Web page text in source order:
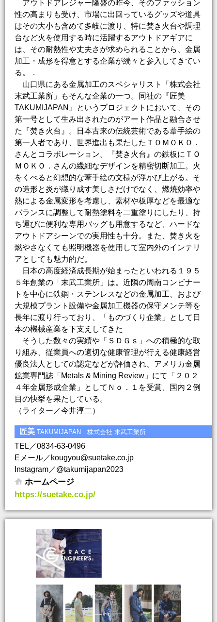
アウトドアレジャー隆盛の昨今、そのファッション
性の高まりも受け、市場に出回っているグッズや道具
はその大小も含めて多岐に渡り、特に焚き火台や調理
台など火を使用する時に活躍するアウトドアギアに
は、その耐熱性や丈夫さが求められることから、金属
加工・成形を得意とする企業が続々と参入してきてい
る。．
山口県にある金属加工のスペシャリスト「株式会社
末武工業所」もそんな企業の一つ。同社の『匠美
TAKUMIJAPAN』というプロジェクトにおいて、その
第一号として生み出されたのがアート作品と融合させ
た『焚き火台』。日本古来の伝統芸術である葦手絵の
第一人者であり、世界進出も果たしたＴＯＭＯＫＯ．
さんとコラボレーション。『焚き火台』の鉄板にＴＯ
ＭＯＫＯ．さんの繊細なデザインを精密切断加工。火
をくべると幻想的な葦手絵の文様が浮かび上がる。そ
の造形と炎が織り成す美しさだけでなく、燃焼効率や
熱による金属変形を考慮し、素材や板厚などを最適な
バランスに調整して耐熱塗料を二重塗りにしたり、持
ち運びに便利な専用バッグも用意するなど、ハードな
アウトドアシーンでの実用性も十分。また、焚き火を
燃やさなくても照明機器を使用して室内外のインテリ
アとしても魅力的だ。
日本の高度経済成長期が始まったといわれる１９５
５年創業の「末武工業所」は。近隣の周南コンビナー
トを中心に鉄鋼・ステンレスなどの金属加工、および
大規模プラント設備や金属加工機器の保守メンテ等を
長年に渡り行っており、「ものづくり企業」として日
本の機械産業を下支えしてきた
そうした数々の実績や「ＳＤＧｓ」への積極的な取
り組み、従業員への適切な健康管理が行える健康経営
優良法人としての認定などが評価され、アメリカ金属
鉱業専門誌「Metals & Mining Review」にて「２０２
４年金属形成企業」としてＮｏ．１を受賞、国内２例
目の快挙を果たしている。
（ライター／今井淳二）
匠美 TAKUMIJAPAN 株式会社 末武工業所
TEL／0834-63-0496
Eメール／kougyou@suetake.co.jp
Instagram／@takumijapan2023
ホームページ
https://suetake.co.jp/